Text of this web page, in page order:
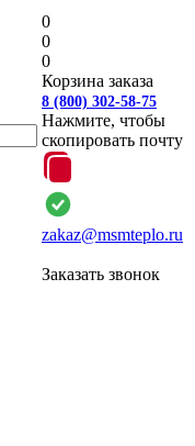
0
0
0
Корзина заказа
8 (800) 302-58-75
Нажмите, чтобы
скопировать почту
zakaz@msmteplo.ru
Заказать звонок